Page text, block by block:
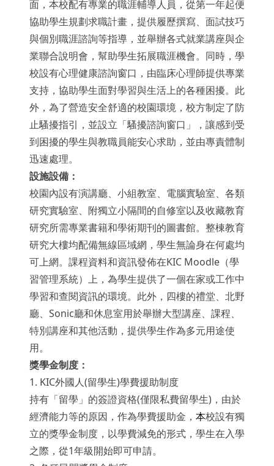
面，本校配有專業的職涯輔導人員，從第一年起便
協助學生規劃求職計畫，提供履歷撰寫、面試技巧
與個別職涯諮詢等指導，並舉辦各式就業講座與企
業聯合說明會，幫助學生拓展職涯機會。同時，學
校設有心理健康諮詢窗口，由臨床心理師提供專業
支持，協助學生面對學習與生活上的各種困擾。此
外，為了營造安全舒適的校園環境，校方制定了防
止騷擾指引，並設立「騷擾諮詢窗口」，讓感到受
到困擾的學生與教職員能安心求助，並由專責體制
迅速處理。
設施設備：
校園內設有演講廳、小組教室、電腦實驗室、各類
研究實驗室、附獨立小隔間的自修室以及收藏教育
研究所需專業書籍和學術期刊的圖書館。整棟教育
研究大樓均配備無線區域網，學生無論身在何處均
可上網。課程資料和資訊發佈在KIC Moodle（學
習管理系統）上，為學生提供了一個在家或工作中
學習和查閱資訊的環境。此外，四樓的禮堂、北野
廳、Sonic廳和休息室用於舉辦大型講座、課程、
特別講座和其他活動，提供學生作為多元用途使
用。
獎學金制度：
1. KIC外國人(留學生)學費援助制度
持有「留學」的簽證資格(僅限私費留學生)，由於
經濟能力等的原因，作為學費援助金， 本校設有獨
立的獎學金制度，以學費減免的形式，學生在入學
之際，從1年級開始即可申請。